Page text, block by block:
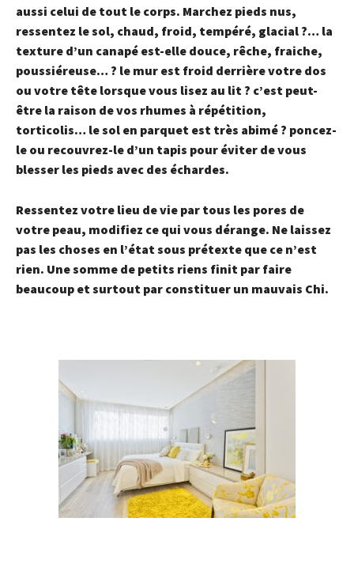
aussi celui de tout le corps. Marchez pieds nus,
ressentez le sol, chaud, froid, tempéré, glacial ?… la
texture d’un canapé est-elle douce, rêche, fraiche,
poussiéreuse… ? le mur est froid derrière votre dos
ou votre tête lorsque vous lisez au lit ? c’est peut-
être la raison de vos rhumes à répétition,
torticolis… le sol en parquet est très abimé ? poncez-
le ou recouvrez-le d’un tapis pour éviter de vous
blesser les pieds avec des échardes.
Ressentez votre lieu de vie par tous les pores de
votre peau, modifiez ce qui vous dérange. Ne laissez
pas les choses en l’état sous prétexte que ce n’est
rien. Une somme de petits riens finit par faire
beaucoup et surtout par constituer un mauvais Chi.